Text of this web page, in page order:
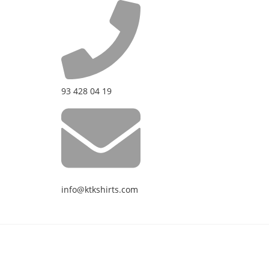
93 428 04 19
info@ktkshirts.com